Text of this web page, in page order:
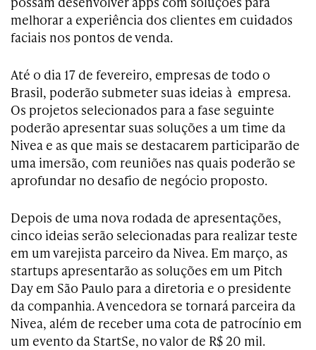
melhorar a experiência dos clientes em cuidados
faciais nos pontos de venda.
Até o dia 17 de fevereiro, empresas de todo o
Brasil, poderão submeter suas ideias à empresa.
Os projetos selecionados para a fase seguinte
poderão apresentar suas soluções a um time da
Nivea e as que mais se destacarem participarão de
uma imersão, com reuniões nas quais poderão se
aprofundar no desafio de negócio proposto.
Depois de uma nova rodada de apresentações,
cinco ideias serão selecionadas para realizar teste
em um varejista parceiro da Nivea. Em março, as
startups apresentarão as soluções em um Pitch
Day em São Paulo para a diretoria e o presidente
da companhia. A vencedora se tornará parceira da
Nivea, além de receber uma cota de patrocínio em
um evento da StartSe, no valor de R$ 20 mil.